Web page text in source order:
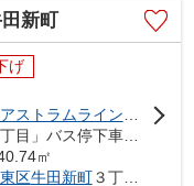
新町
げ
不動院
「牛田新町四丁目」バス停下車 徒歩2分
㎡
区牛田新町３丁目7-14